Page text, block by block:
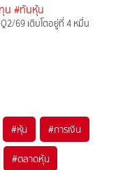
น #ทันหุ้น
69 เติบโตอยู่ที่ 4 หมื่น
#หุ้น #การเงิน
#ตลาดหุ้น